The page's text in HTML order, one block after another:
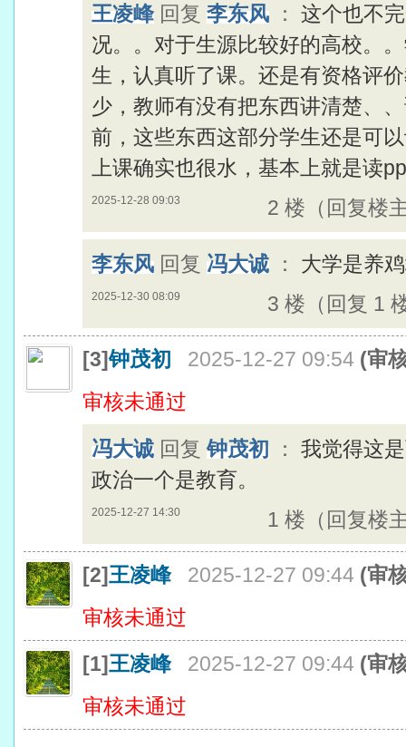
王凌峰回复 李东风 ： 这个也不
况。。对于生源比较好的高校。
生，认真听了课。还是有资格评
少，教师有没有把东西讲清楚、
前，这些东西这部分学生还是可
上课确实也很水，基本上就是读
2025-12-28 09:03 2 楼（回复楼
李东风 回复 冯大诚 ： 大学是养
2025-12-30 08:09 3 楼（回复 1
[3]钟茂初 2025-12-27 09:54 (审
审核未通过
冯大诚 回复钟茂初 ： 我觉得这
政治一个是教育。
2025-12-27 14:30 1 楼（回复楼
[2]王凌峰 2025-12-27 09:44 (审
审核未通过
[1]王凌峰 2025-12-27 09:44 (审
审核未通过